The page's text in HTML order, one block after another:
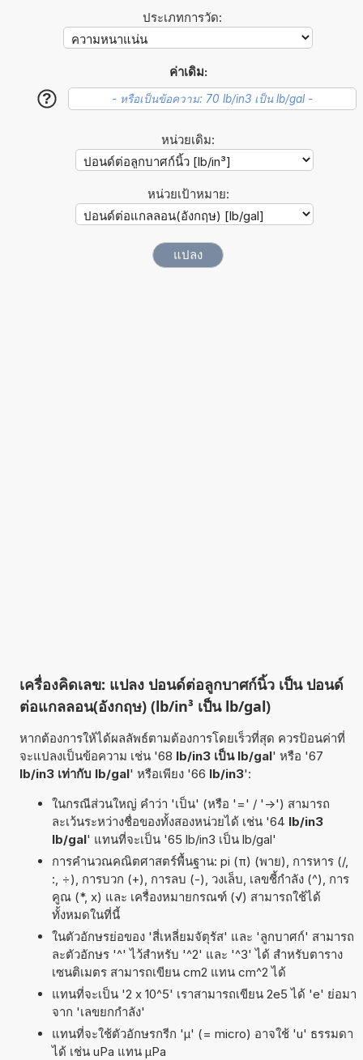
ประเภทการวัด:
ค่าเดิม:
?
หน่วยเดิม:
หน่วยเป้าหมาย:
เครื่องคิดเลข: แปลง ปอนด์ต่อลูกบาศก์นิ้ว เป็น ปอนด์
ต่อแกลลอน(อังกฤษ) (lb/in³ เป็น lb/gal)
หากต้องการให้ได้ผลลัพธ์ตามต้องการโดยเร็วที่สุด ควรป้อนค่าที่
จะแปลงเป็นข้อความ เช่น '68 lb/in3 เป็น lb/gal' หรือ '67
lb/in3 เท่ากับ lb/gal' หรือเพียง '66 lb/in3':
ในกรณีส่วนใหญ่ คำว่า 'เป็น' (หรือ '=' / '->') สามารถ
ละเว้นระหว่างชื่อของทั้งสองหน่วยได้ เช่น '64 lb/in3
lb/gal' แทนที่จะเป็น '65 lb/in3 เป็น lb/gal'
การคำนวณคณิตศาสตร์พื้นฐาน: pi (π) (พาย), การหาร (/,
:, ÷), การบวก (+), การลบ (-), วงเล็บ, เลขชี้กำลัง (^), การ
คูณ (*, x) และ เครื่องหมายกรณฑ์ (√) สามารถใช้ได้
ทั้งหมดในที่นี้
ในตัวอักษรย่อของ 'สี่เหลี่ยมจัตุรัส' และ 'ลูกบาศก์' สามารถ
ละตัวอักษร '^' ไว้สำหรับ '^2' และ '^3' ได้ สำหรับตาราง
เซนติเมตร สามารถเขียน cm2 แทน cm^2 ได้
แทนที่จะเป็น '2 x 10^5' เราสามารถเขียน 2e5 ได้ 'e' ย่อมา
จาก 'เลขยกกำลัง'
แทนที่จะใช้ตัวอักษรกรีก 'µ' (= micro) อาจใช้ 'u' ธรรมดา
ได้ เช่น uPa แทน µPa